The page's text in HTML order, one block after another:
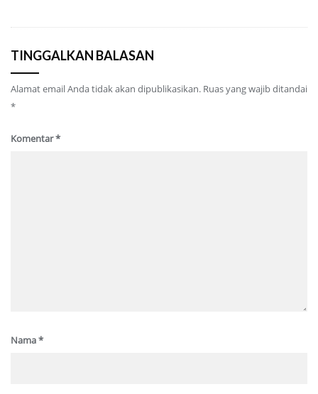
TINGGALKAN BALASAN
Alamat email Anda tidak akan dipublikasikan. Ruas yang wajib ditandai
*
Komentar*
Nama*